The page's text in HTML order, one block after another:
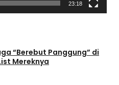
23:18
“Berebut Panggung” di
Mereknya